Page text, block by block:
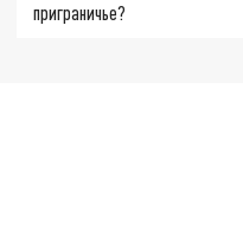
приграничье?